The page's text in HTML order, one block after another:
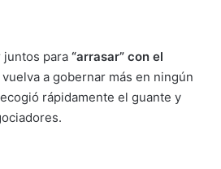
juntos para “arrasar” con el
a gobernar más en ningún
rápidamente el guante y